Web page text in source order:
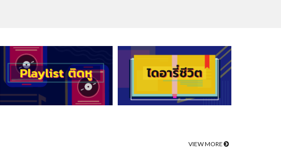
VIEW MORE